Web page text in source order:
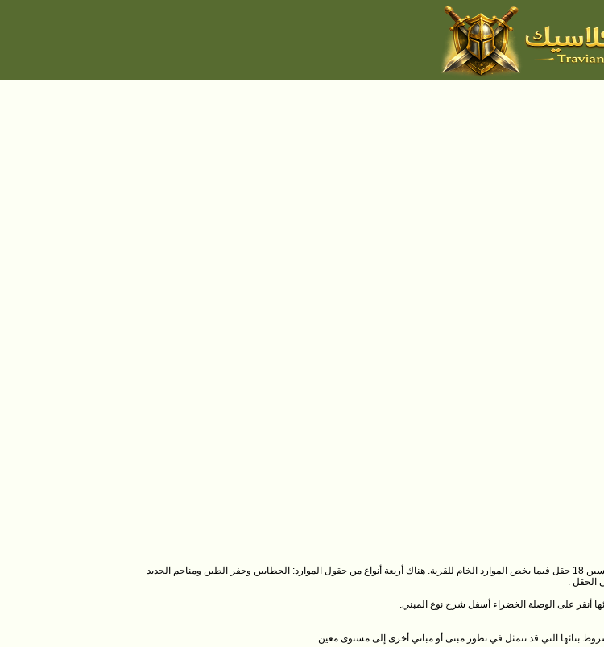
في بداية اللعبة يجب عليك أن تبني أسساً اقتصادية متينة. ومن أجل تحقيق ذلك يجب تحسين 18 حقل فيما يخص الموارد الخام للقرية. هناك أربعة أنواع من حقول الموارد: الحطابين وحفر الطين ومناجم الحديد
الحقل .
أنقر على الوصلة الخضراء أسفل شرح نوع المبني.
بنائها التي قد تتمثل في تطور مبنى أو مباني أخرى إلى مستوى معين